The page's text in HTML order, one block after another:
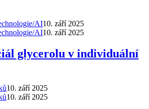
AI10. září 2025
AI10. září 2025
glycerolu v individuální
10. září 2025
10. září 2025